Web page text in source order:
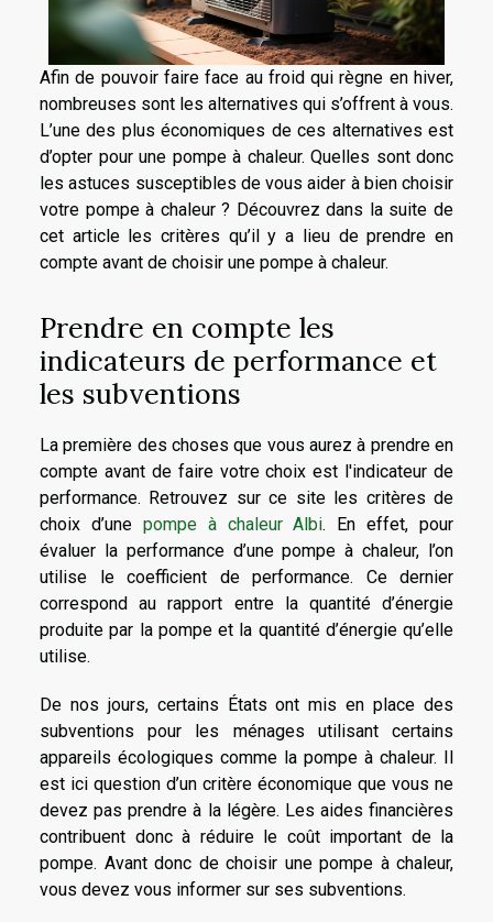
Afin de pouvoir faire face au froid qui règne en hiver,
nombreuses sont les alternatives qui s’offrent à vous.
L’une des plus économiques de ces alternatives est
d’opter pour une pompe à chaleur. Quelles sont donc
les astuces susceptibles de vous aider à bien choisir
votre pompe à chaleur ? Découvrez dans la suite de
cet article les critères qu’il y a lieu de prendre en
compte avant de choisir une pompe à chaleur.
Prendre en compte les
indicateurs de performance et
les subventions
La première des choses que vous aurez à prendre en
compte avant de faire votre choix est l'indicateur de
performance. Retrouvez sur ce site les critères de
choix d’une pompe à chaleur Albi. En effet, pour
évaluer la performance d’une pompe à chaleur, l’on
utilise le coefficient de performance. Ce dernier
correspond au rapport entre la quantité d’énergie
produite par la pompe et la quantité d’énergie qu’elle
utilise.
De nos jours, certains États ont mis en place des
subventions pour les ménages utilisant certains
appareils écologiques comme la pompe à chaleur. Il
est ici question d’un critère économique que vous ne
devez pas prendre à la légère. Les aides financières
contribuent donc à réduire le coût important de la
pompe. Avant donc de choisir une pompe à chaleur,
vous devez vous informer sur ses subventions.